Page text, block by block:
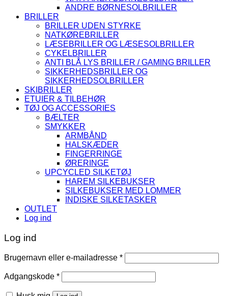
ANDRE BØRNESOLBRILLER
BRILLER
BRILLER UDEN STYRKE
NATKØREBRILLER
LÆSEBRILLER OG LÆSESOLBRILLER
CYKELBRILLER
ANTI BLÅ LYS BRILLER / GAMING BRILLER
SIKKERHEDSBRILLER OG
SIKKERHEDSOLBRILLER
SKIBRILLER
ETUIER & TILBEHØR
TØJ OG ACCESSORIES
BÆLTER
SMYKKER
ARMBÅND
HALSKÆDER
FINGERRINGE
ØRERINGE
UPCYCLED SILKETØJ
HAREM SILKEBUKSER
SILKEBUKSER MED LOMMER
INDISKE SILKETASKER
OUTLET
Log ind
Log ind
Brugernavn eller e-mailadresse *Påkrævet
Adgangskode *Påkrævet